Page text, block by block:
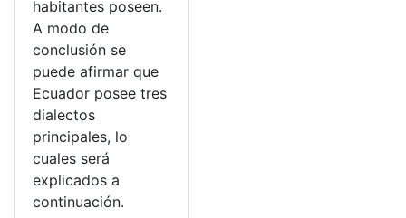
habitantes poseen.
A modo de
conclusión se
puede afirmar que
Ecuador posee tres
dialectos
principales, lo
cuales será
explicados a
continuación.